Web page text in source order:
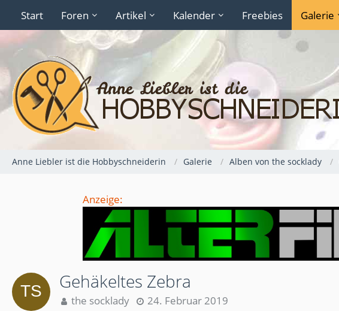
Start Foren Artikel Kalender Freebies Galerie
Anne Liebler ist die Hobbyschneiderin Galerie Alben von the socklady
Anzeige:
Gehäkeltes Zebra
the socklady 24. Februar 2019